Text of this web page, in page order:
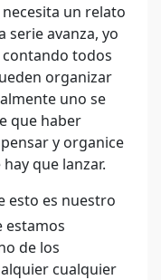
un relato
serie avanza, yo
contando todos
organizar
uno se
que haber
y organice
que lanzar.
esto es nuestro
estamos
de los
cualquier